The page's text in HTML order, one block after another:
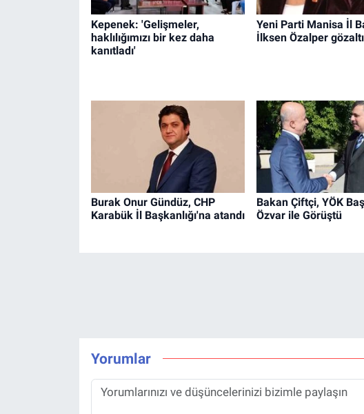
Kepenek: 'Gelişmeler,
haklılığımızı bir kez daha
kanıtladı'
Yeni Parti Manisa İl
İlksen Özalper
Burak Onur Gündüz, CHP
Karabük İl Başkanlığı'na atandı
Bakan Çiftçi, YÖK
Özvar ile Görüştü
Yorumlar